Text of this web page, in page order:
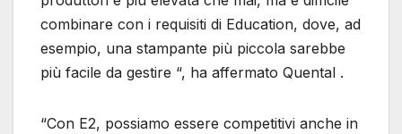
combinare con i requisiti di Education, dove, ad
esempio, una stampante più piccola sarebbe
più facile da gestire “, ha affermato Quental .
“Con E2, possiamo essere competitivi anche in